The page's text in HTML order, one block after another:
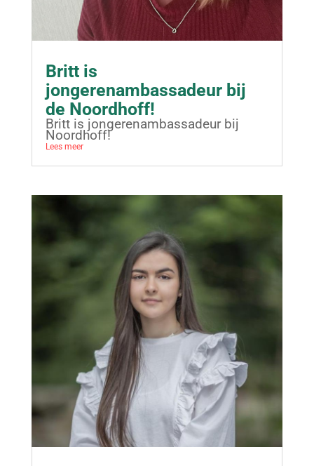
Britt is
jongerenambassadeur bij
de Noordhoff!
Britt is jongerenambassadeur bij
Noordhoff!
Lees meer